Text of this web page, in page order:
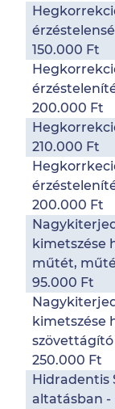
150.000 Ft
200.000 Ft
210.000 Ft
200.000 Ft
kimetszése
műtét,
95.000 Ft
kimetszése
250.000 Ft
Hidradentis
altatásban